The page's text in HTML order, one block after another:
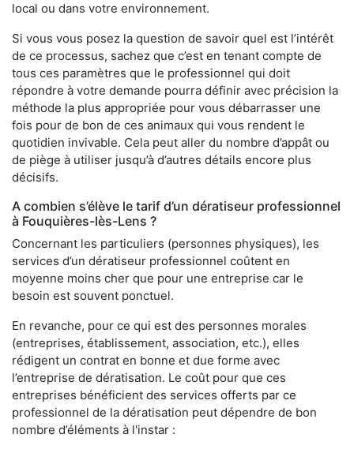
local ou dans votre environnement.
Si vous vous posez la question de savoir quel est l’intérêt
de ce processus, sachez que c’est en tenant compte de
tous ces paramètres que le professionnel qui doit
répondre à votre demande pourra définir avec précision la
méthode la plus appropriée pour vous débarrasser une
fois pour de bon de ces animaux qui vous rendent le
quotidien invivable. Cela peut aller du nombre d’appât ou
de piège à utiliser jusqu’à d’autres détails encore plus
décisifs.
A combien s’élève le tarif d’un dératiseur professionnel
à Fouquières-lès-Lens ?
Concernant les particuliers (personnes physiques), les
services d’un dératiseur professionnel coûtent en
moyenne moins cher que pour une entreprise car le
besoin est souvent ponctuel.
En revanche, pour ce qui est des personnes morales
(entreprises, établissement, association, etc.), elles
rédigent un contrat en bonne et due forme avec
l’entreprise de dératisation. Le coût pour que ces
entreprises bénéficient des services offerts par ce
professionnel de la dératisation peut dépendre de bon
nombre d’éléments à l'instar :